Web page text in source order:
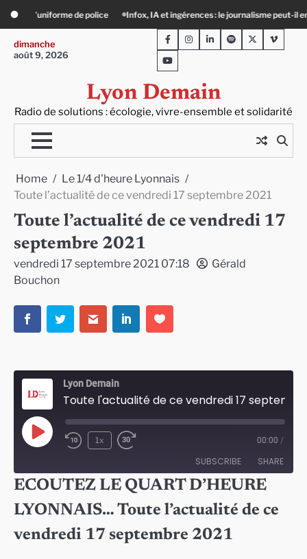
Skip
content
et ingérences : le journalisme peut-il encore lutter ? Précarité, canicule,
dimanche
août 9, 2026
Lyon Demain
Radio de solutions : écologie, vivre-ensemble et solidarité
FacebookInstagram
LinkedInSpotifyTwitterViméo
Youtube
Home
Le 1/4 d'heure Lyonnais
Toute l’actualité de ce vendredi 17 septembre 2021
Toute l’actualité de ce vendredi 17
septembre 2021
vendredi 17 septembre 2021 07:18
Gérald
Bouchon
Lyon Demain
Play
1x 00:00 /
SUBSCRIBE SHARE
RSS FEED
SHARE
LINK
ECOUTEZ LE QUART D’HEURE
LYONNAIS… Toute l’actualité de ce
vendredi 17 septembre 2021